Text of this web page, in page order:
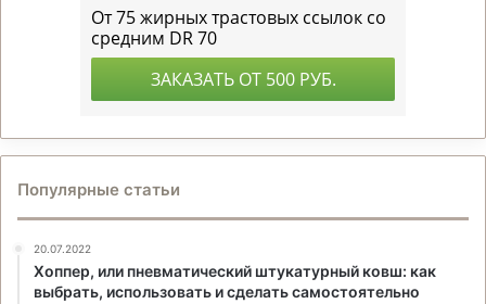
Популярные статьи
20.07.2022
Хоппер, или пневматический штукатурный ковш: как
выбрать, использовать и сделать самостоятельно